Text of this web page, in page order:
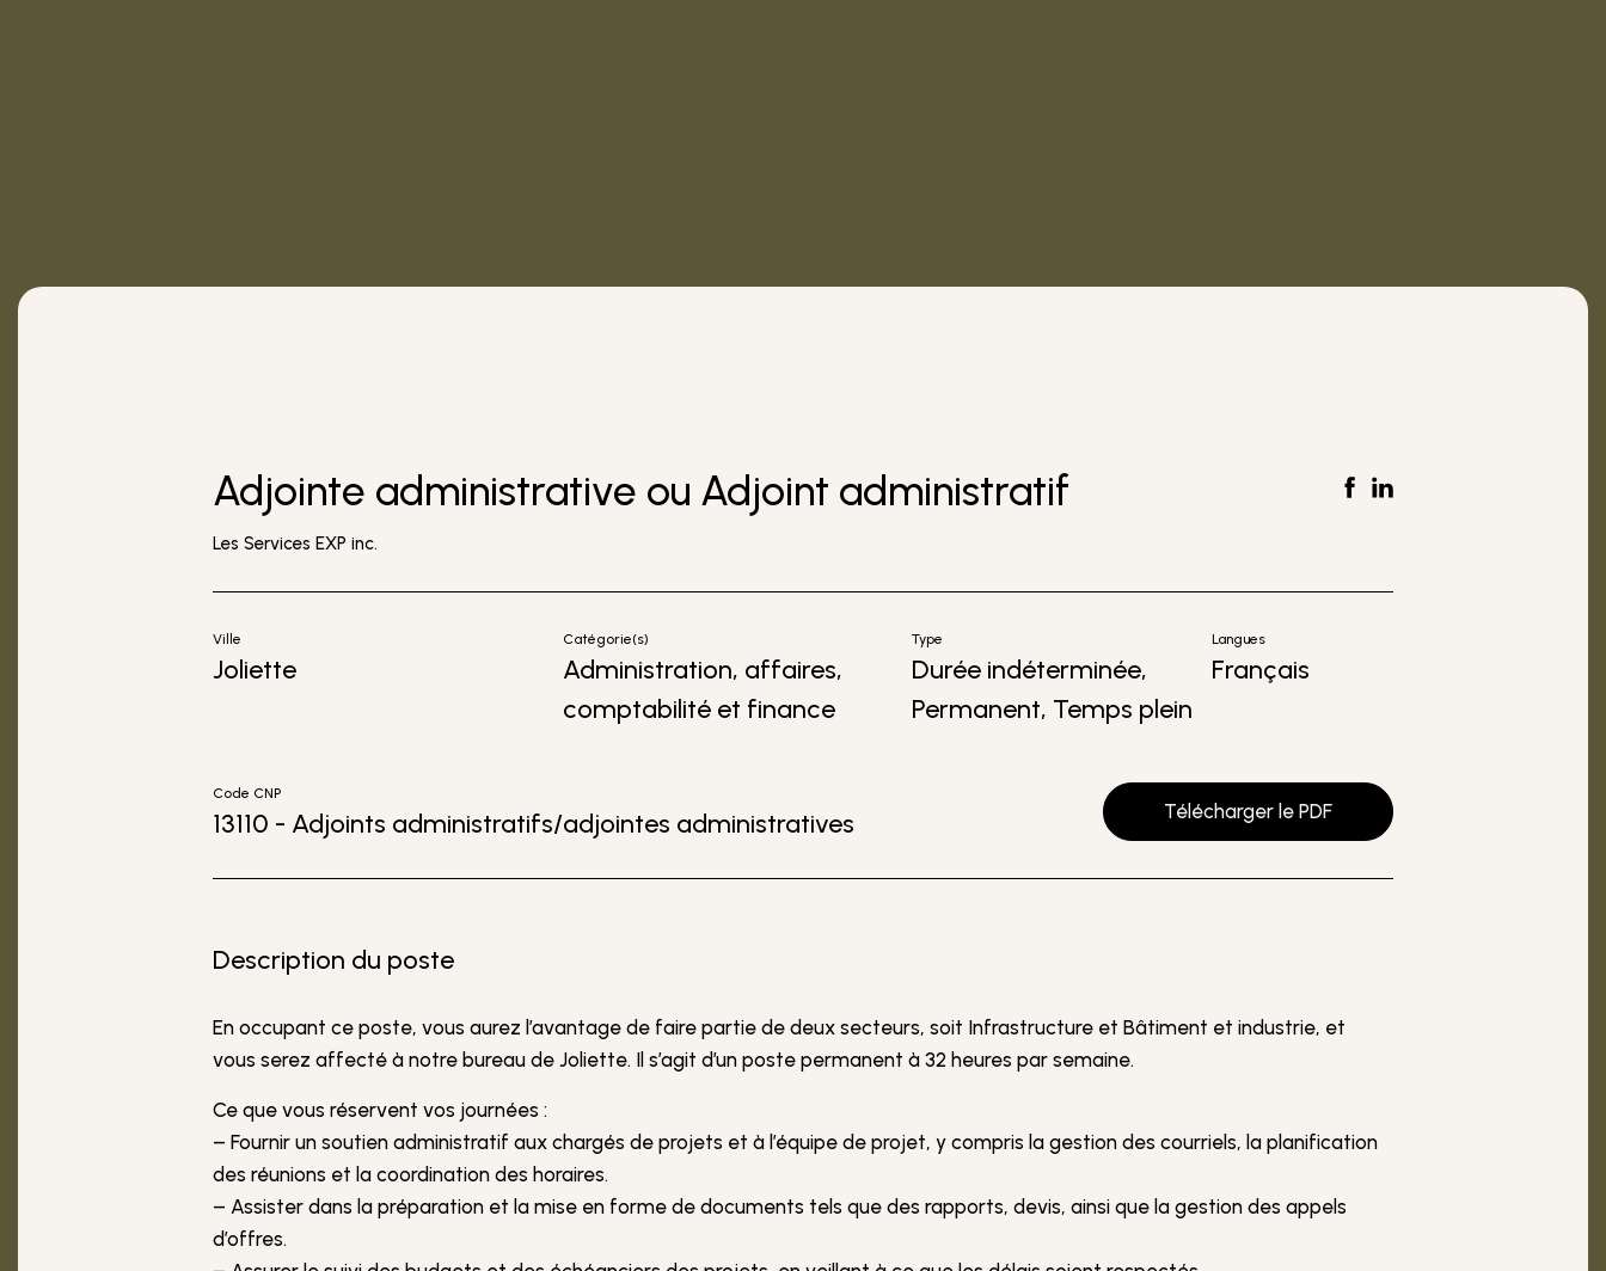
Adjointe administrative ou Adjoint administratif
Les Services EXP inc.
Ville
Joliette
Catégorie(s)
Administration, affaires,
comptabilité et finance
Type
Durée indéterminée,
Permanent, Temps plein
Langues
Français
Code CNP
13110 - Adjoints administratifs/adjointes administratives Télécharger le PDF
Description du poste
En occupant ce poste, vous aurez l’avantage de faire partie de deux secteurs, soit Infrastructure et Bâtiment et industrie, et
vous serez affecté à notre bureau de Joliette. Il s’agit d’un poste permanent à 32 heures par semaine.
Ce que vous réservent vos journées :
– Fournir un soutien administratif aux chargés de projets et à l’équipe de projet, y compris la gestion des courriels, la planification
des réunions et la coordination des horaires.
– Assister dans la préparation et la mise en forme de documents tels que des rapports, devis, ainsi que la gestion des appels
d’offres.